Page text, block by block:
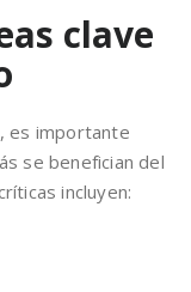
clave
es importante
se benefician del
incluyen: